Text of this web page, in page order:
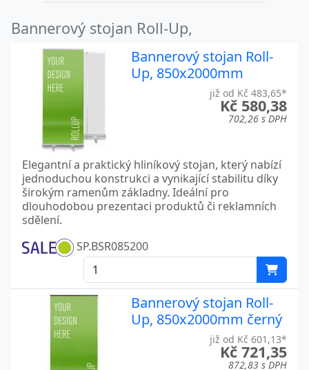
Bannerový stojan Roll-Up,
Bannerový stojan Roll-
Up, 850x2000mm
již od Kč 483,65*
Kč 580,38
702,26 s DPH
Elegantní a praktický hliníkový stojan, který nabízí
jednoduchou konstrukci a vynikající stabilitu díky
širokým ramenům základny. Ideální pro
dlouhodobou prezentaci produktů či reklamních
sdělení.
SP.BSR085200
Bannerový stojan Roll-
Up, 850x2000mm černý
již od Kč 601,13*
Kč 721,35
872,83 s DPH